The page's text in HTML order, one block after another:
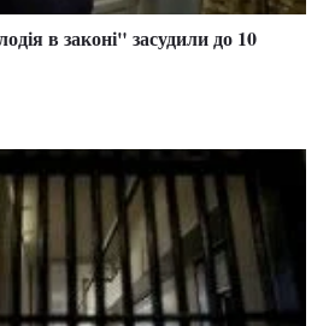
в законі" засудили до 10